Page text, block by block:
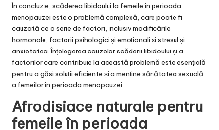
În concluzie, scăderea libidoului la femeile în perioada
menopauzei este o problemă complexă, care poate fi
cauzată de o serie de factori, inclusiv modificările
hormonale, factorii psihologici și emoționali și stresul și
anxietatea. Înțelegerea cauzelor scăderii libidoului și a
factorilor care contribuie la această problemă este esențială
pentru a găsi soluții eficiente și a menține sănătatea sexuală
a femeilor în perioada menopauzei.
Afrodisiace naturale pentru
femeile în perioada